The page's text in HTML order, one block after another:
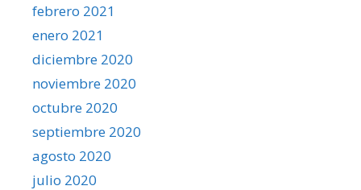
febrero 2021
enero 2021
diciembre 2020
noviembre 2020
octubre 2020
septiembre 2020
agosto 2020
julio 2020